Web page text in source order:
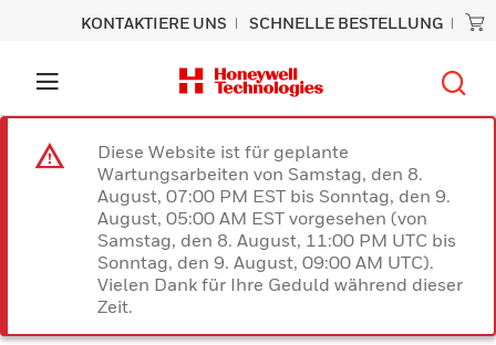
KONTAKTIERE UNS SCHNELLE BESTELLUNG
Diese Website ist für geplante
Wartungsarbeiten von Samstag, den 8.
August, 07:00 PM EST bis Sonntag, den 9.
August, 05:00 AM EST vorgesehen (von
Samstag, den 8. August, 11:00 PM UTC bis
Sonntag, den 9. August, 09:00 AM UTC).
Vielen Dank für Ihre Geduld während dieser
Zeit.